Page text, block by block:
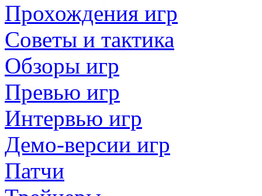
Прохождения игр
Советы и тактика
Обзоры игр
Превью игр
Интервью игр
Демо-версии игр
Патчи